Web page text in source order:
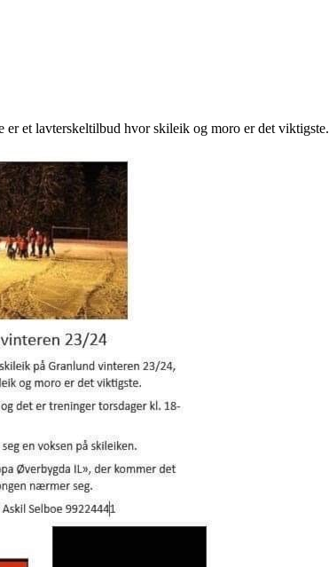
et lavterskeltilbud hvor skileik og moro er det viktigste.